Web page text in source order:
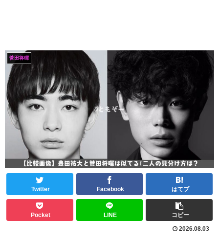
菅田将暉
Twitter Facebook はてブ
Pocket LINE
コピー
2026.08.03